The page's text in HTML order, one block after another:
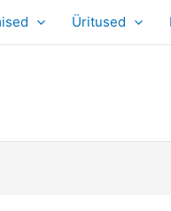
Üritused